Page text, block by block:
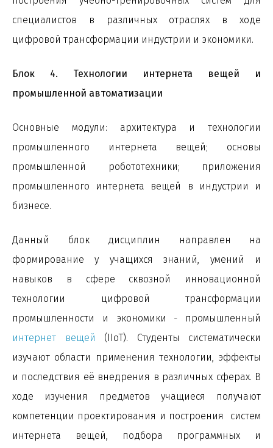
специалистов в различных отраслях в ходе
цифровой трансформации индустрии и экономики.
Блок 4. Технологии интернета вещей и
промышленной автоматизации
Основные модули: архитектура и технологии
промышленного интернета вещей; основы
промышленной робототехники; приложения
промышленного интернета вещей в индустрии и
бизнесе.
Данный блок дисциплин направлен на
формирование у учащихся знаний, умений и
навыков в сфере сквозной инновационной
технологии цифровой трансформации
промышленности и экономики - промышленный
интернет вещей (IIoT). Студенты систематически
изучают области применения технологии, эффекты
и последствия её внедрения в различных сферах. В
ходе изучения предметов учащиеся получают
компетенции проектирования и построения систем
интернета вещей, подбора программных и